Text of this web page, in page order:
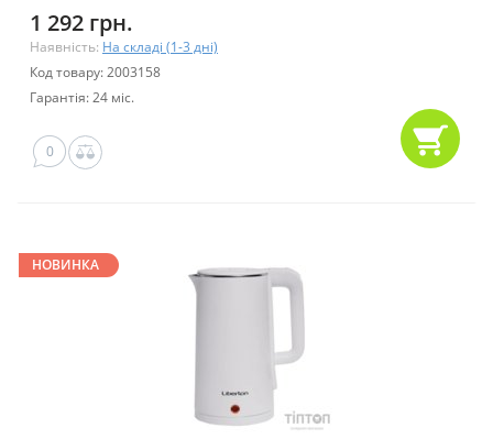
1 292 грн.
Наявність: На складі (1-3 дні)
Код товару: 2003158
Гарантія: 24 міс.
0
НОВИНКА